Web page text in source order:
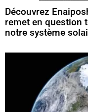
Découvrez
remet en question
notre système